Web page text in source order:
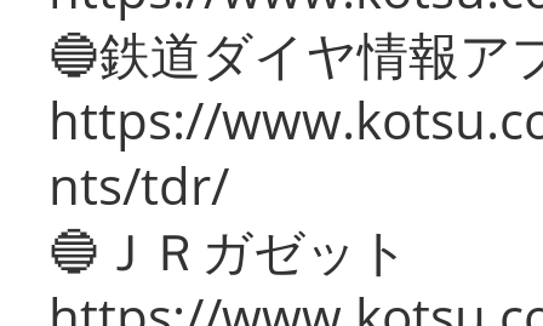
🔵鉄道ダイヤ情報ア
https://
nts/tdr/
🔵ＪＲガゼット